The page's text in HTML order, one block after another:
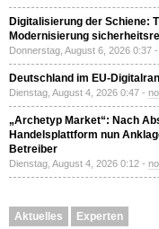
Digitalisierung der Schiene:
Modernisierung
Donnerstag, August 6, 2026 0:37 -
Deutschland im EU-
Dienstag, August 4, 2026 0:47 -
„Archetyp Market“: Nach
Handelsplattform nun
Betreiber
Dienstag, August 4, 2026 0:12 -
Aktuelles Experten